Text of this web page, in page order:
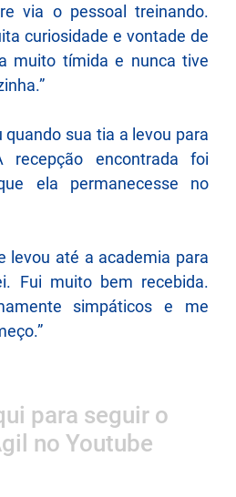
via o pessoal treinando.
curiosidade e vontade de
muito tímida e nunca tive
sua tia a levou para
encontrada foi
ela permanecesse no
levou até a academia para
Fui muito bem recebida.
simpáticos e me
para seguir o
no Youtube